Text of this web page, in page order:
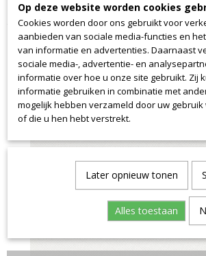
Home >Stof>Kvadrat>Hot>Hot 102
Op deze website worden cookies
Cookies worden door ons gebruikt voor
aanbieden van sociale media-functies en
van informatie en advertenties. Daarnaast
sociale media-, advertentie- en
informatie over hoe u onze site gebruikt. Zij
informatie gebruiken in combinatie met
mogelijk hebben verzameld door uw
of die u hen hebt verstrekt.
Later opnieuw tonen
Alles toestaan